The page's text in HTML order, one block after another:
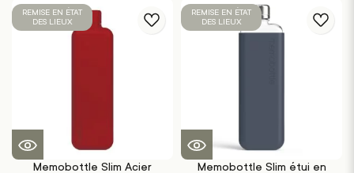
REMISE EN ÉTAT
DES LIEUX
Memobottle Slim Acier
REMISE EN ÉTAT
DES LIEUX
Memobottle Slim étui en